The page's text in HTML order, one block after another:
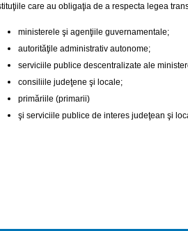
care au obligaţia de a respecta legea
ministerele şi agenţiile guvernamentale;
autorităţile administrativ autonome;
serviciile publice descentralizate ale
consiliile judeţene şi locale;
primăriile (primarii)
şi serviciile publice de interes judeţean şi